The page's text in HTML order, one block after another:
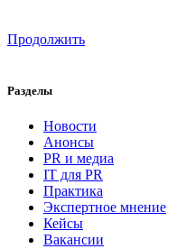
Продолжить
Разделы
Новости
Анонсы
PR и медиа
IT для PR
Практика
Экспертное мнение
Кейсы
Вакансии